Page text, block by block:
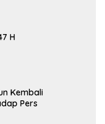
H
Kembali
Pers